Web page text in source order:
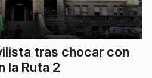
tras chocar con
la Ruta 2